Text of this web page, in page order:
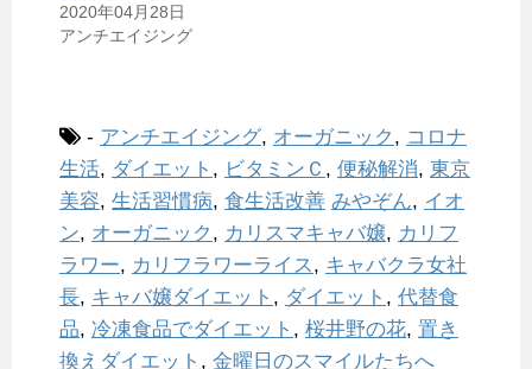
2020年04月28日
アンチエイジング
- アンチエイジング, オーガニック , コロナ
生活, ダイエット , ビタミンＣ , 便秘解消, 東京
美容, 生活習慣病, 食生活改善 みやぞん, イオ
ン, オーガニック , カリスマキャバ嬢, カリフ
ラワー, カリフラワーライス , キャバクラ女社
長, キャバ嬢ダイエット , ダイエット , 代替食
品, 冷凍食品でダイエット , 桜井野の花, 置き
換えダイエット , 金曜日のスマイルたちへ